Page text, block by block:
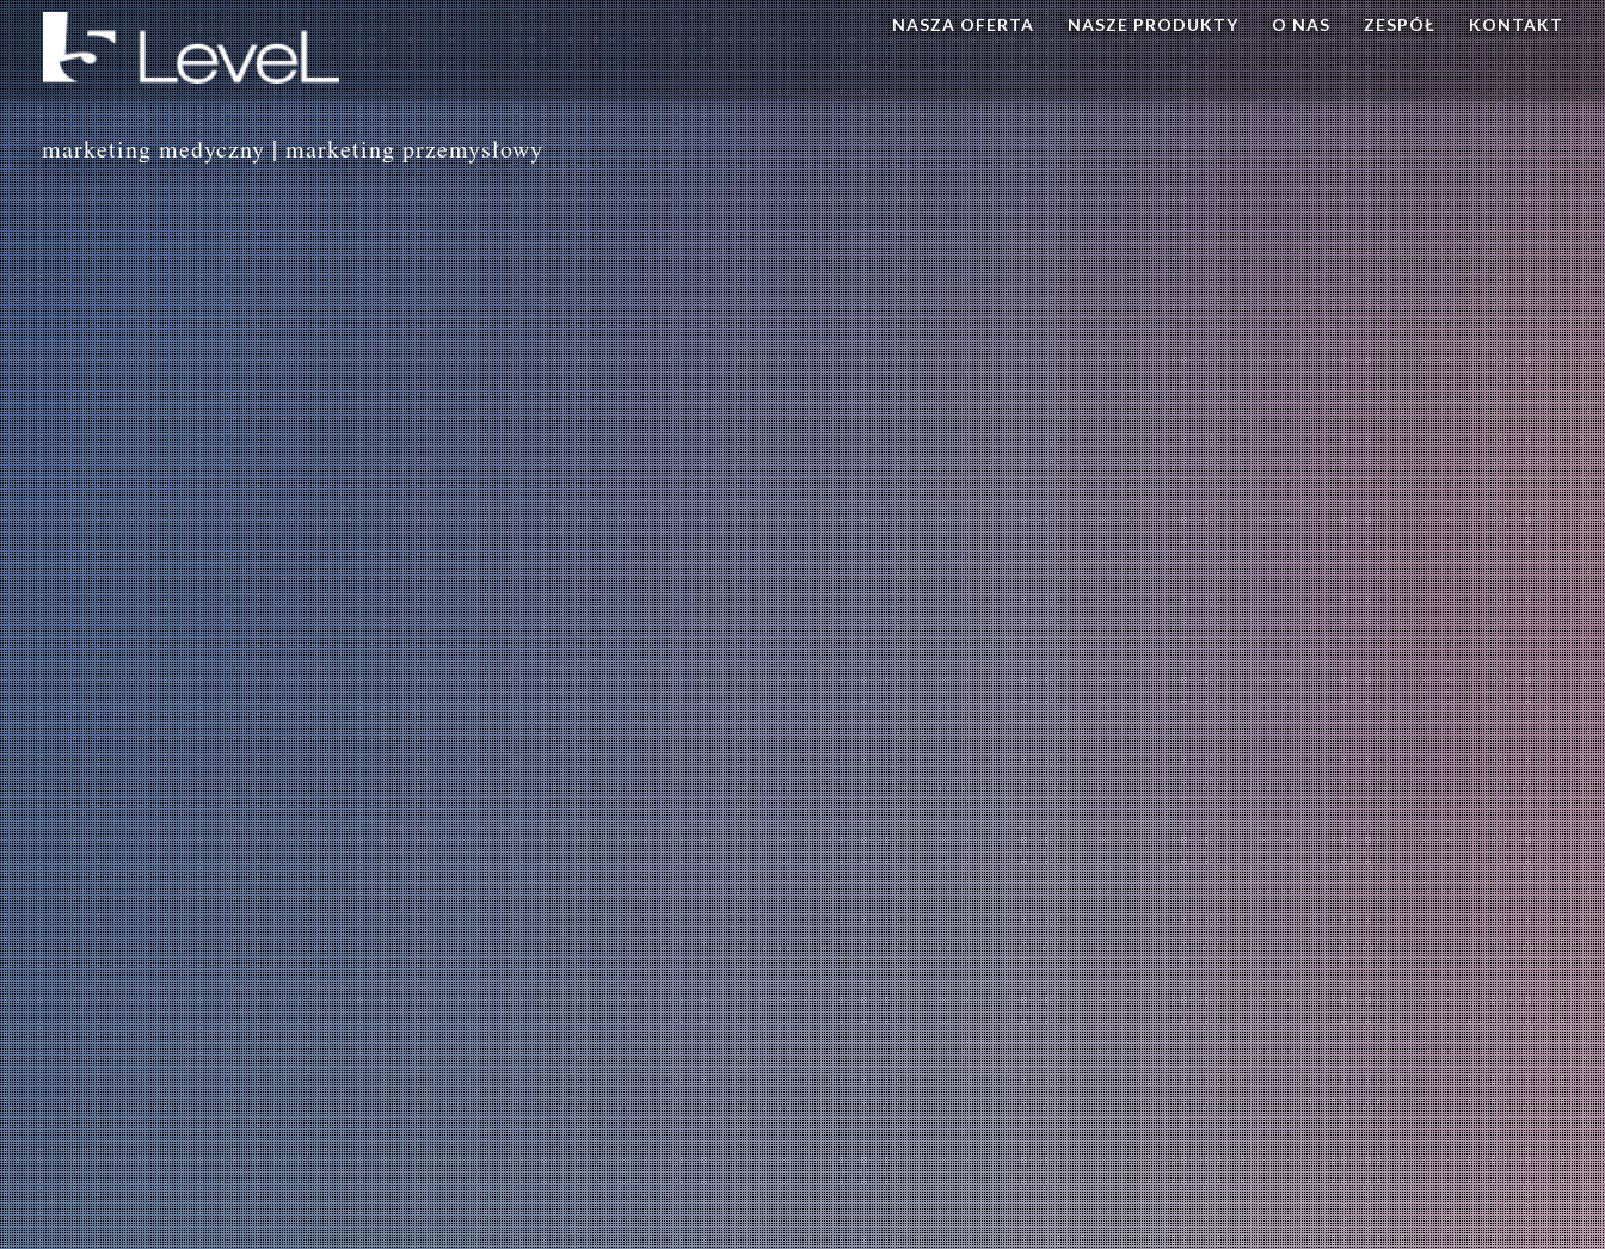
KONTAKT
ZESPÓŁ
O NAS
NASZE PRODUKTY
NASZA OFERTA
marketing medyczny | marketing przemysłowy